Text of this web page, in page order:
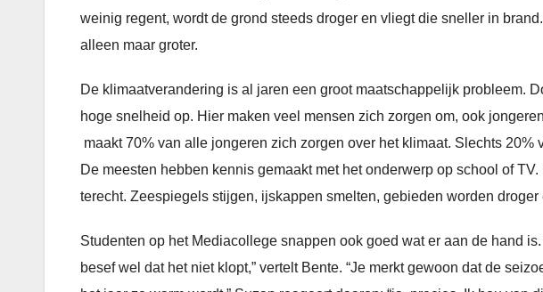
weinig regent, wordt de grond steeds droger en vliegt die sneller in
alleen maar groter.
De klimaatverandering is al jaren een groot maatschappelijk probleem.
hoge snelheid op. Hier maken veel mensen zich zorgen om, ook
maakt 70% van alle jongeren zich zorgen over het klimaat. Slechts
De meesten hebben kennis gemaakt met het onderwerp op school of
terecht. Zeespiegels stijgen, ijskappen smelten, gebieden worden
Studenten op het Mediacollege snappen ook goed wat er aan de hand
besef wel dat het niet klopt,” vertelt Bente. “Je merkt gewoon dat de